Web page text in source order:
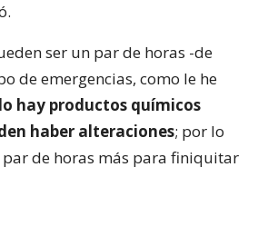
ser un par de horas -de
de emergencias, como le he
hay productos químicos
haber alteraciones; por lo
de horas más para finiquitar